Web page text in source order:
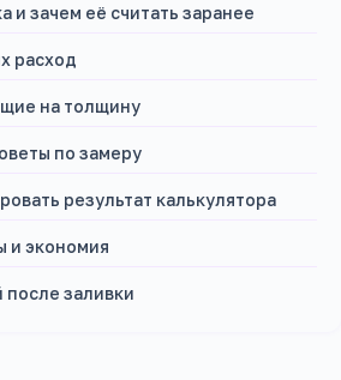
и зачем её считать заранее
расход
на толщину
по замеру
результат калькулятора
и экономия
после заливки